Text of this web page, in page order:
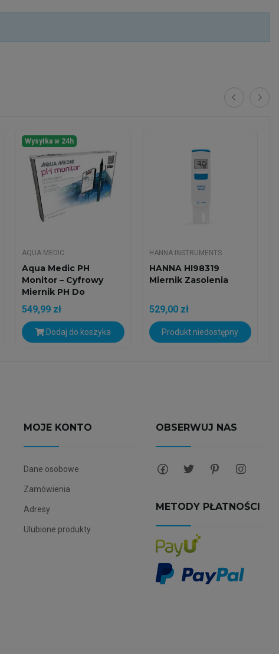
Wysyłka w 24h
AQUA MEDIC
Aqua Medic PH
Monitor – Cyfrowy
Miernik PH Do
Stałego...
549,99 zł
Dodaj do koszyka
HANNA INSTRUMENTS
HANNA HI98319
Miernik Zasolenia
529,00 zł
Produkt niedostępny
MOJE KONTO
Dane osobowe
Zamówienia
Adresy
Ulubione produkty
OBSERWUJ NAS
METODY PŁATNOŚCI